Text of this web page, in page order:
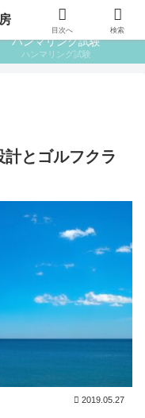
はじめての金属材料
ハンマリング試験
ハンマリング試験
とゴルフクラ
2019.05.27
目次へ 検索